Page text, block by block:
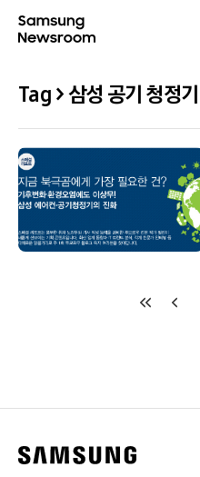
Tag > 삼성 공기 청정기